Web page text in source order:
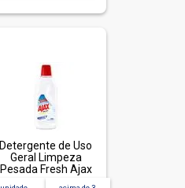
Detergente de Uso
Geral Limpeza
Pesada Fresh Ajax
Frasco 500ml